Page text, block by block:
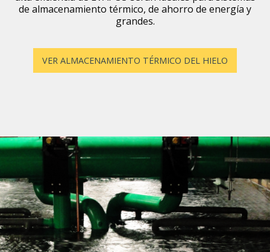
de almacenamiento térmico, de ahorro de energía y
grandes.
VER ALMACENAMIENTO TÉRMICO DEL HIELO